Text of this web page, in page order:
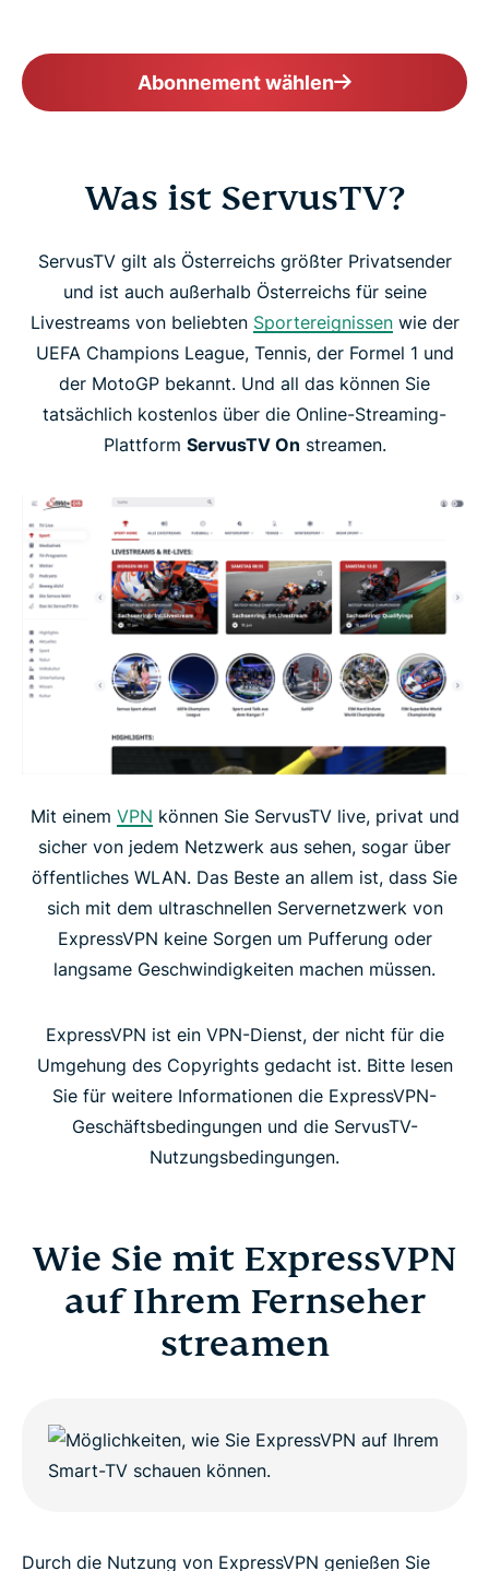
Abonnement wählen
Was ist ServusTV?
ServusTV gilt als Österreichs größter Privatsender
und ist auch außerhalb Österreichs für seine
Livestreams von beliebten Sportereignissenwie der
UEFA Champions League, Tennis, der Formel 1 und
der MotoGP bekannt. Und all das können Sie
tatsächlich kostenlos über die Online-Streaming-
Plattform ServusTV On streamen.
Mit einem VPN können Sie ServusTV live, privat und
sicher von jedem Netzwerk aus sehen, sogar über
öffentliches WLAN. Das Beste an allem ist, dass Sie
sich mit dem ultraschnellen Servernetzwerk von
ExpressVPN keine Sorgen um Pufferung oder
langsame Geschwindigkeiten machen müssen.
ExpressVPN ist ein VPN-Dienst, der nicht für die
Umgehung des Copyrights gedacht ist. Bitte lesen
Sie für weitere Informationen die ExpressVPN-
Geschäftsbedingungen und die ServusTV-
Nutzungsbedingungen.
Wie Sie mit ExpressVPN
auf Ihrem Fernseher
streamen
Durch die Nutzung von ExpressVPN genießen Sie